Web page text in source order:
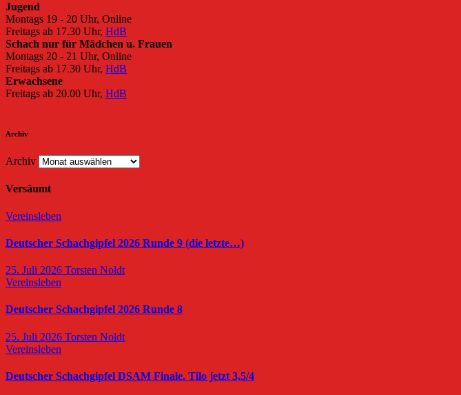
Jugend
Montags 19 - 20 Uhr, Online
Freitags ab 17.30 Uhr, HdB
Schach nur für Mädchen u. Frauen
Montags 20 - 21 Uhr, Online
Freitags ab 17.30 Uhr, HdB
Erwachsene
Freitags ab 20.00 Uhr, HdB
Archiv
Archiv
Versäumt
Vereinsleben
Deutscher Schachgipfel 2026 Runde 9 (die letzte…)
25. Juli 2026 Torsten Noldt
Vereinsleben
Deutscher Schachgipfel 2026 Runde 8
25. Juli 2026 Torsten Noldt
Vereinsleben
Deutscher Schachgipfel DSAM Finale. Tilo jetzt 3,5/4